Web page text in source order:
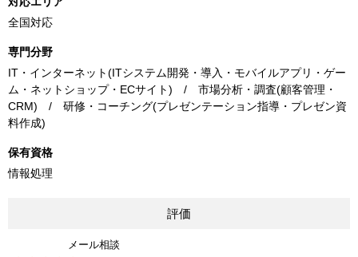
全国対応
専門分野
IT・インターネット(ITシステム開発・導入・モバイルアプリ・ゲー
ム・ネットショップ・ECサイト) / 市場分析・調査(顧客管理・
CRM) / 研修・コーチング(プレゼンテーション指導・プレゼン資
料作成)
保有資格
情報処理
評価
メール相談